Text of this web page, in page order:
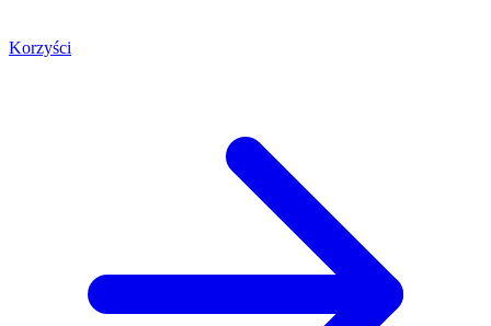
Korzyści